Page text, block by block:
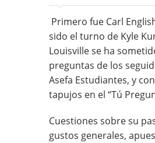
Primero fue Carl
sido el turno de Kyle
Louisville se ha
preguntas de los
Asefa Estudiantes, y
tapujos en el “Tú
Cuestiones sobre su
gustos generales,